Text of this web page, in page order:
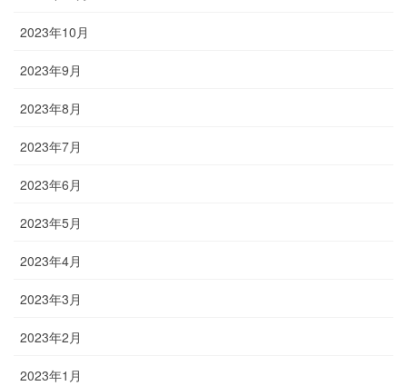
2023年10月
2023年9月
2023年8月
2023年7月
2023年6月
2023年5月
2023年4月
2023年3月
2023年2月
2023年1月